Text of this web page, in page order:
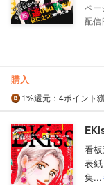
配信
購入
1%還元 ：4ポイント
看
表
集...